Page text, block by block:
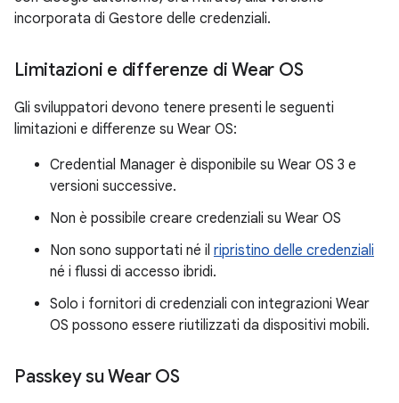
incorporata di Gestore delle credenziali.
Limitazioni e differenze di Wear OS
Gli sviluppatori devono tenere presenti le seguenti
limitazioni e differenze su Wear OS:
Credential Manager è disponibile su Wear OS 3 e
versioni successive.
Non è possibile creare credenziali su Wear OS
Non sono supportati né il ripristino delle credenziali
né i flussi di accesso ibridi.
Solo i fornitori di credenziali con integrazioni Wear
OS possono essere riutilizzati da dispositivi mobili.
Passkey su Wear OS